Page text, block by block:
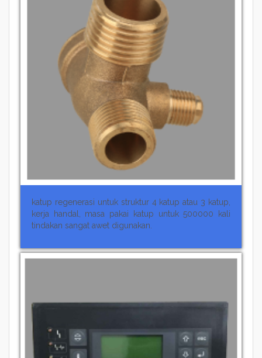
katup regenerasi untuk struktur 4 katup atau 3 katup,
kerja handal, masa pakai katup untuk 500000 kali
tindakan sangat awet digunakan.